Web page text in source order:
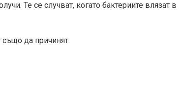
Те се случват, когато бактериите влязат в
да причинят: